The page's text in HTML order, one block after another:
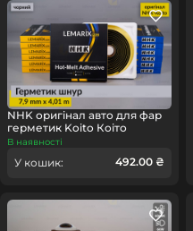
NHK оригінал авто для фар
герметик Koito Коіто
бутиловий шнур термо
В наявності
У кошик: 492.00 ₴